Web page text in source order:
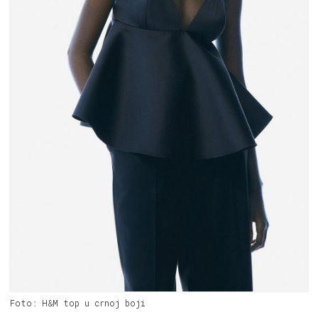
Foto: H&M top u crnoj boji